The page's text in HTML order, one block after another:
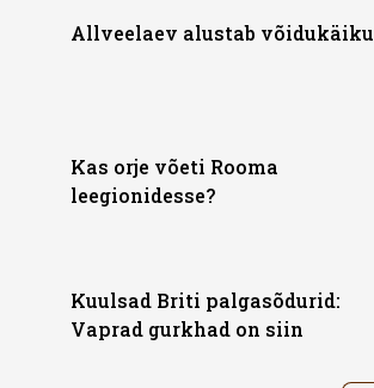
Allveelaev alustab võidukäiku
Kas orje võeti Rooma
leegionidesse?
Kuulsad Briti palgasõdurid:
Vaprad gurkhad on siin